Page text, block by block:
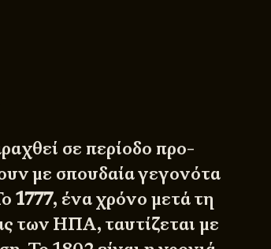
σε περίοδο προ-
με σπουδαία γεγονότα
1777, ένα χρόνο μετά τη
των ΗΠΑ, ταυτίζεται με